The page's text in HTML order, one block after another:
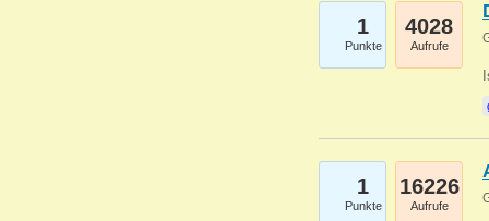
1
Punkte
4028
Aufrufe
1
Punkte
16226
Aufrufe